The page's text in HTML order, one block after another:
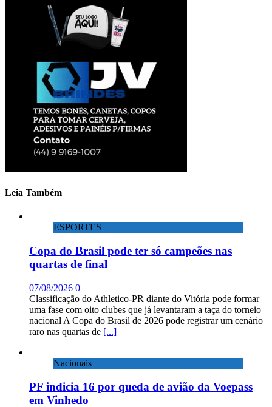
Leia Também
ESPORTES
Copa do Brasil pode ter só campeões nas
quartas de final
07/08/2026 0
Classificação do Athletico-PR diante do Vitória pode formar
uma fase com oito clubes que já levantaram a taça do torneio
nacional A Copa do Brasil de 2026 pode registrar um cenário
raro nas quartas de [...]
Nacionais
PF indicia 16 por queda de avião da Voepass
em Vinhedo